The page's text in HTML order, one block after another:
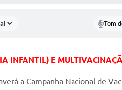
Tom
INFANTIL) E
a Campanha Nacional de